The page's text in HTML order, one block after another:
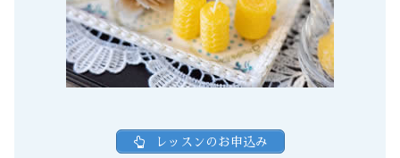
レッスンのお申込み